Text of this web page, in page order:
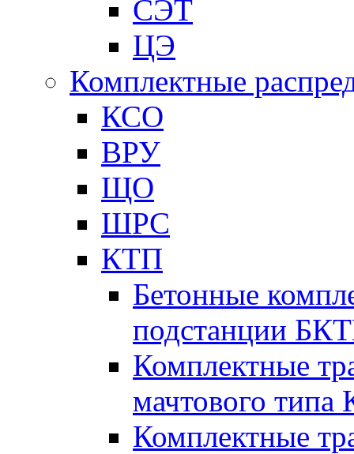
СЭТ
ЦЭ
Комплектные
КСО
ВРУ
ЩО
ШРС
КТП
Бетонные
подстанции
Комплектные
мачтового
Комплектные